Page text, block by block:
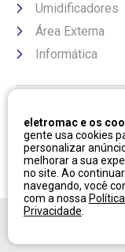
Umidificadores
Área Externa
Informática
eletromac e os
gente usa cookies
personalizar
melhorar a sua
no site. Ao continuar
navegando, você
com a nossa
Privacidade